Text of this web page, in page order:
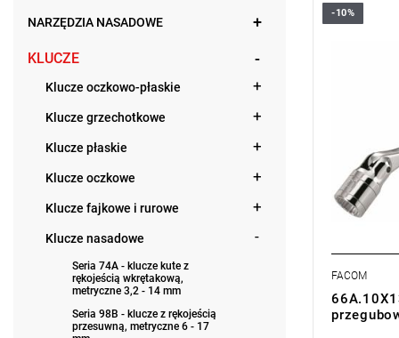
NARZĘDZIA NASADOWE
KLUCZE
Klucze oczkowo-płaskie
Klucze grzechotkowe
Klucze płaskie
Klucze oczkowe
Klucze fajkowe i rurowe
Klucze nasadowe
Seria 74A - klucze kute z
rękojeścią wkrętakową,
metryczne 3,2 - 14 mm
Seria 98B - klucze z rękojeścią
przesuwną, metryczne 6 - 17
Rozmiar:
-10%
FACOM